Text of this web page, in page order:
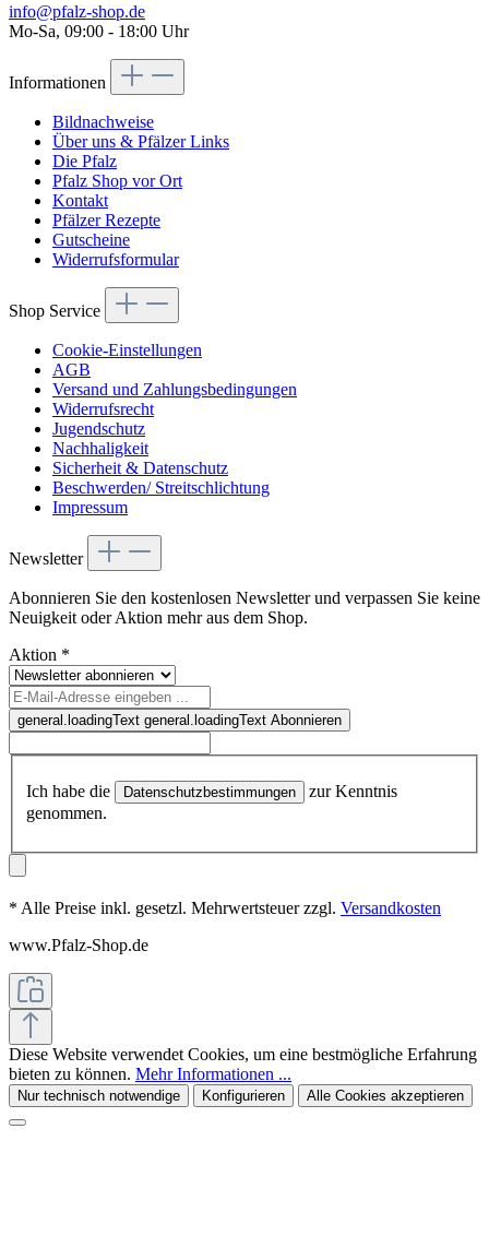
info@pfalz-shop.de
Mo-Sa, 09:00 - 18:00 Uhr
Informationen
Bildnachweise
Über uns & Pfälzer Links
Die Pfalz
Pfalz Shop vor Ort
Kontakt
Pfälzer Rezepte
Gutscheine
Widerrufsformular
Shop Service
Cookie-Einstellungen
AGB
Versand und Zahlungsbedingungen
Widerrufsrecht
Jugendschutz
Nachhaligkeit
Sicherheit & Datenschutz
Beschwerden/ Streitschlichtung
Impressum
Newsletter
Abonnieren Sie den kostenlosen Newsletter und verpassen Sie keine
Neuigkeit oder Aktion mehr aus dem Shop.
Aktion *
general.loadingText general.loadingText Abonnieren
Ich habe die Datenschutzbestimmungen
zur Kenntnis
genommen.
* Alle Preise inkl. gesetzl. Mehrwertsteuer zzgl. Versandkosten
www.Pfalz-Shop.de
Diese Website verwendet Cookies, um eine bestmögliche Erfahrung
bieten zu können. Mehr Informationen ...
Nur technisch notwendige Konfigurieren Alle Cookies akzeptieren